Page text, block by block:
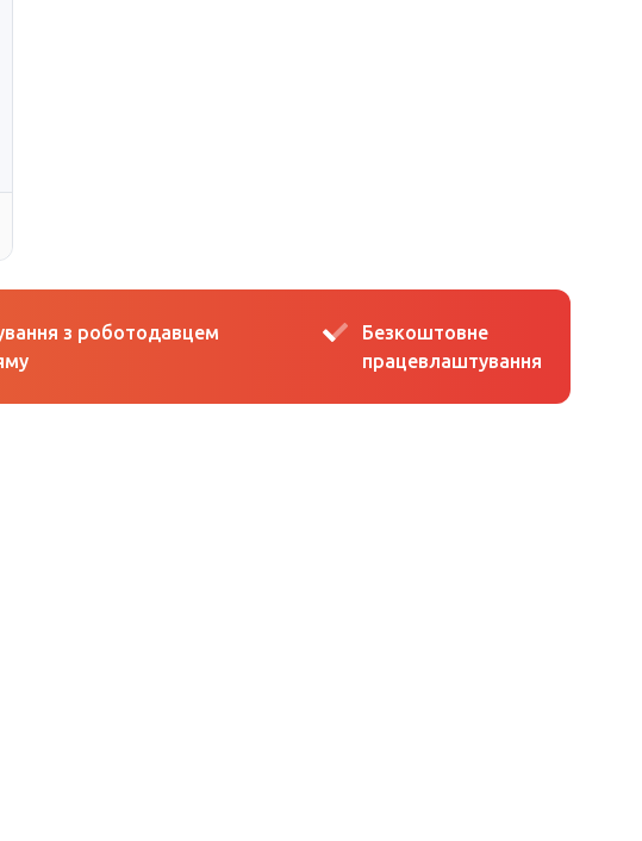
з роботодавцем
Безкоштовне
працевлаштування